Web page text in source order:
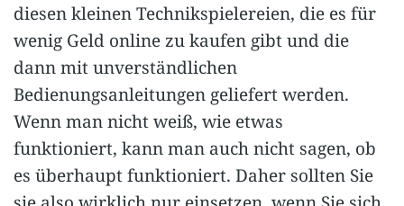
diesen kleinen Technikspielereien, die es für
wenig Geld online zu kaufen gibt und die
dann mit unverständlichen
Bedienungsanleitungen geliefert werden.
Wenn man nicht weiß, wie etwas
funktioniert, kann man auch nicht sagen, ob
es überhaupt funktioniert. Daher sollten Sie